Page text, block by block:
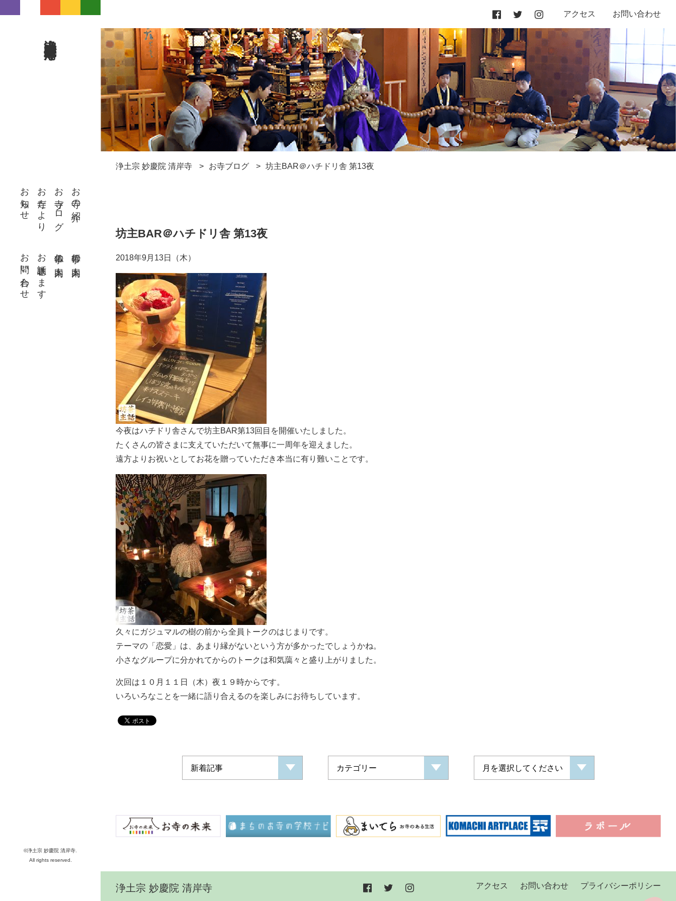
お寺の紹介
お寺ブログ
お寺だより
お知らせ
行事の案内
仏事の案内
お話聴きます
お問い合わせ
©浄土宗 妙慶院 清岸寺.
All rights reserved.
アクセス お問い合わせ
浄土宗 妙慶院 清岸寺 お寺ブログ 坊主BAR＠ハチドリ舎 第13夜
坊主BAR＠ハチドリ舎 第13夜
2018年9月13日（木）
今夜はハチドリ舎さんで坊主BAR第13回目を開催いたしました。
たくさんの皆さまに支えていただいて無事に一周年を迎えました。
遠方よりお祝いとしてお花を贈っていただき本当に有り難いことです。
久々にガジュマルの樹の前から全員トークのはじまりです。
テーマの「恋愛」は、あまり縁がないという方が多かったでしょうかね。
小さなグループに分かれてからのトークは和気藹々と盛り上がりました。
次回は１０月１１日（木）夜１９時からです。
いろいろなことを一緒に語り合えるのを楽しみにお待ちしています。
浄土宗 妙慶院 清岸寺 アクセス お問い合わせ プライバシーポリシー